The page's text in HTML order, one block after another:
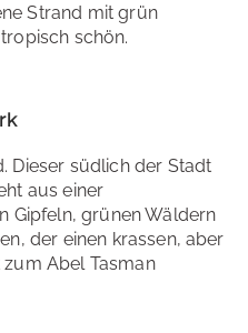
Strand mit grün
schön.
Dieser südlich der Stadt
aus einer
Gipfeln, grünen Wäldern
der einen krassen, aber
Abel Tasman